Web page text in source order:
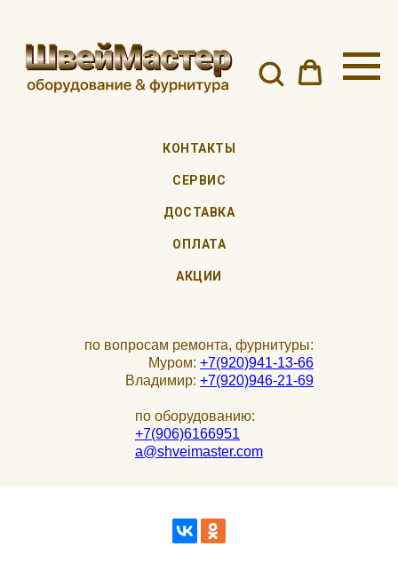
КОНТАКТЫ
СЕРВИС
ДОСТАВКА
ОПЛАТА
АКЦИИ
по вопросам ремонта, фурнитуры:
Муром: +7(920)941-13-66
Владимир: +7(920)946-21-69
по оборудованию:
+7(906)6166951
a@shveimaster.com